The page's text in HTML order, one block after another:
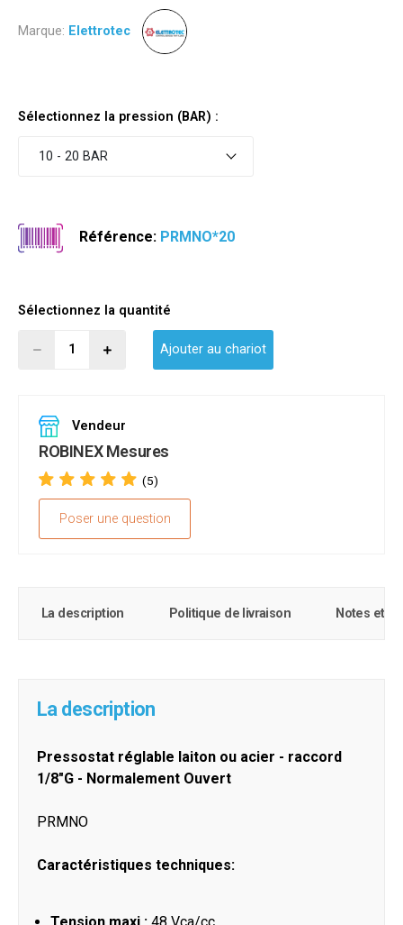
Marque: Elettrotec
Sélectionnez la pression (BAR) :
10 - 20 BAR
Référence: PRMNO*20
Sélectionnez la quantité
Ajouter au chariot
Vendeur
ROBINEX Mesures
(5)
Poser une question
La description Politique de livraison Notes et
La description
Pressostat réglable laiton ou acier - raccord
1/8"G - Normalement Ouvert
PRMNO
Caractéristiques techniques: